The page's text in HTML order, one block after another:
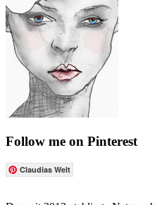
Follow me on Pinterest
Claudias Welt